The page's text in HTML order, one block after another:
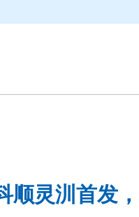
顺灵汌首发